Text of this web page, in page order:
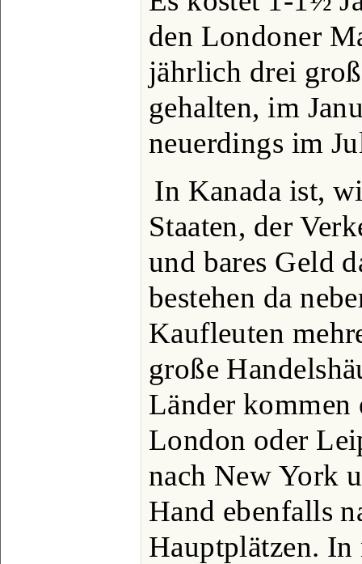
den Londoner
jährlich drei
gehalten, im
neuerdings im
In Kanada ist,
Staaten, der
und bares Geld
bestehen da
Kaufleuten
große
Länder kommen
London oder
nach New York
Hand ebenfalls
Hauptplätzen.